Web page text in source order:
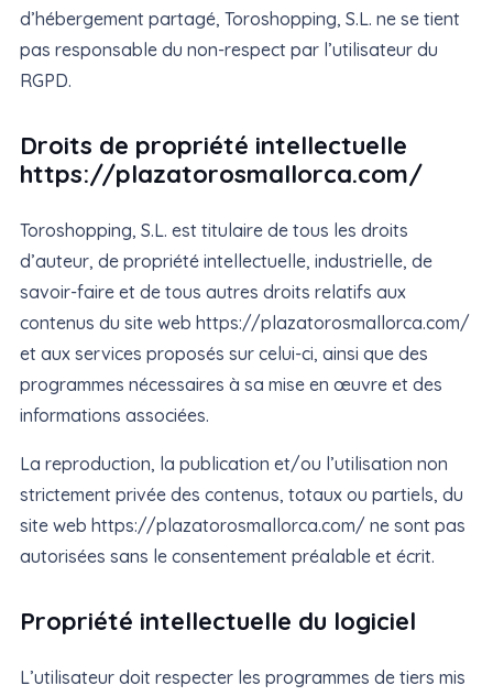
d’hébergement partagé, Toroshopping, S.L. ne se tient
pas responsable du non-respect par l’utilisateur du
RGPD.
Droits de propriété intellectuelle
https://plazatorosmallorca.com/
Toroshopping, S.L. est titulaire de tous les droits
d’auteur, de propriété intellectuelle, industrielle, de
savoir-faire et de tous autres droits relatifs aux
contenus du site web https://plazatorosmallorca.com/
et aux services proposés sur celui-ci, ainsi que des
programmes nécessaires à sa mise en œuvre et des
informations associées.
La reproduction, la publication et/ou l’utilisation non
strictement privée des contenus, totaux ou partiels, du
site web https://plazatorosmallorca.com/ ne sont pas
autorisées sans le consentement préalable et écrit.
Propriété intellectuelle du logiciel
L’utilisateur doit respecter les programmes de tiers mis